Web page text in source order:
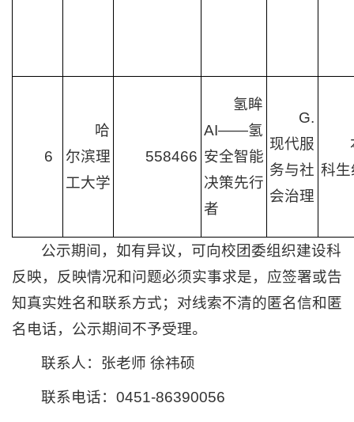
6
哈
尔滨理
工大学
558466
氢眸
AI——氢
安全智能
决策先行
者
G.
现代服
务与社
会治理
科生
公示期间，如有异议，可向校团委组织建设科
反映，反映情况和问题必须实事求是，应签署或告
知真实姓名和联系方式；对线索不清的匿名信和匿
名电话，公示期间不予受理。
联系人：张老师 徐祎硕
联系电话：0451-86390056